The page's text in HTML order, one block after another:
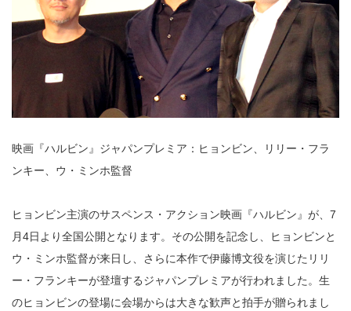
映画『ハルビン』ジャパンプレミア：ヒョンビン、リリー・フラ
ンキー、ウ・ミンホ監督
ヒョンビン主演のサスペンス・アクション映画『ハルビン』が、7
月4日より全国公開となります。その公開を記念し、ヒョンビンと
ウ・ミンホ監督が来日し、さらに本作で伊藤博文役を演じたリリ
ー・フランキーが登壇するジャパンプレミアが行われました。生
のヒョンビンの登場に会場からは大きな歓声と拍手が贈られまし